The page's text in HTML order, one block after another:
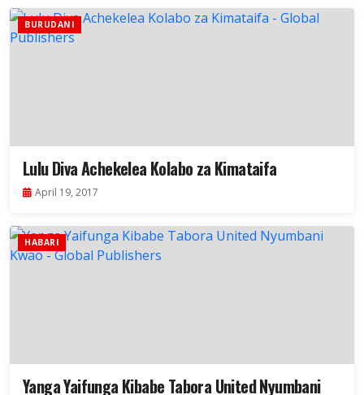
BURUDANI
Lulu Diva Achekelea Kolabo za Kimataifa
April 19, 2017
HABARI
Yanga Yaifunga Kibabe Tabora United Nyumbani